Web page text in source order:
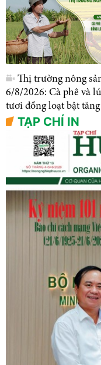
Thị trường nông
6/8/2026: Cà phê và
tươi đồng loạt bật tăng
TẠP CHÍ IN